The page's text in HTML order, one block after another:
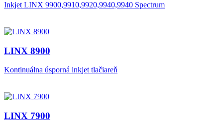
Inkjet LINX 9900,9910,9920,9940,9940 Spectrum
LINX 8900
Kontinuálna úsporná inkjet tlačiareň
LINX 7900